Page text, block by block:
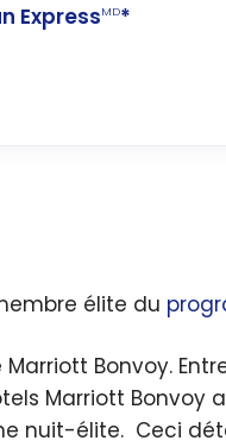
ExpressMD*
élite du
Bonvoy.
Marriott Bonvoy
nuit-élite. Ceci